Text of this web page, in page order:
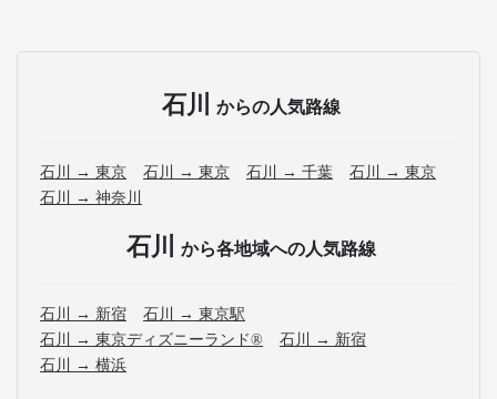
石川 からの人気路線
石川 → 東京 石川 → 東京 石川 → 千葉
石川 → 東京
石川 → 神奈川
石川 から各地域への人気路線
石川 → 新宿
石川 → 東京駅
石川 → 東京ディズニーランド®
石川 → 新宿
石川 → 横浜